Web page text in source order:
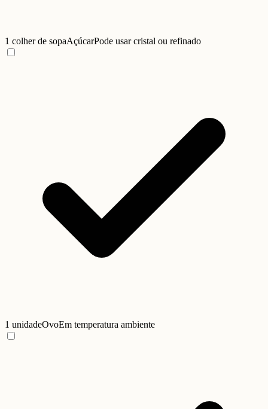
1 colher de sopaAçúcarPode usar cristal ou refinado
1 unidadeOvoEm temperatura ambiente